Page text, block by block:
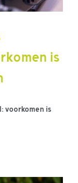
is
voorkomen is